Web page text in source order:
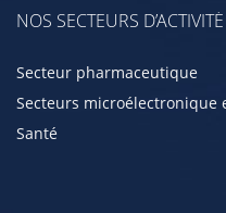
NOS SECTEURS D’ACTIVITÉ
Secteur pharmaceutique
Secteurs microélectronique
Santé